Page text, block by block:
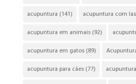
acupuntura (141) acupuntura com
acupuntura em animais(92)
acupuntura em gatos(89)
acupuntura para cães(77)